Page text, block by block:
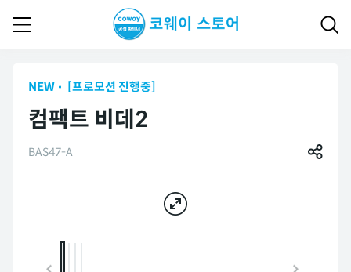
NEW [프로모션 진행중]
컴팩트 비데2
BAS47-A